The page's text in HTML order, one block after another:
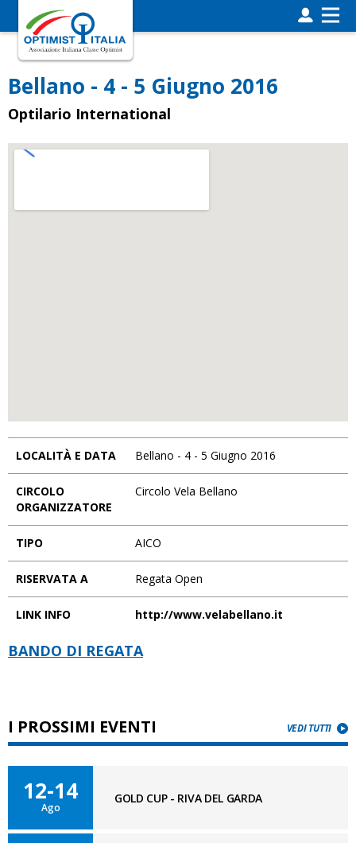
Bellano - 4 - 5 Giugno 2016
Optilario International
LOCALITÀ E DATA Bellano - 4 - 5 Giugno 2016
CIRCOLO
ORGANIZZATORE
Circolo Vela Bellano
TIPO AICO
RISERVATA A Regata Open
LINK INFO http://www.velabellano.it
BANDO DI REGATA
I PROSSIMI EVENTI VEDI TUTTI
12-14
Ago
GOLD CUP - RIVA DEL GARDA